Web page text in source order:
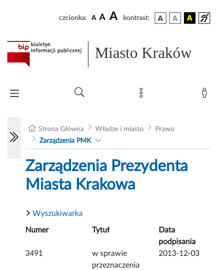
czcionka: A A A kontrast:
Miasto Kraków
Strona Główna Władze i miasto
Prawo
Zarządzenia PMK
Zarządzenia Prezydenta
Miasta Krakowa
Wyszukiwarka
Numer Tytuł
Data
podpisania
3491
w sprawie
przeznaczenia
2013-12-03